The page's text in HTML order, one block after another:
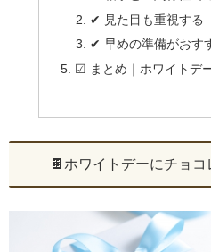
✔ 見た目も重視する
✔ 早めの準備がおす
☑ まとめ｜ホワイトデ
🍫ホワイトデーにチョ